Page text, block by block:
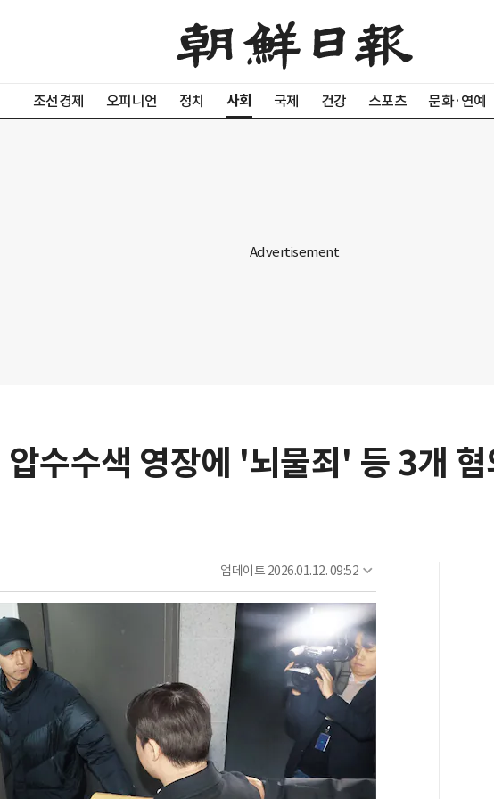
조선경제 오피니언 정치 사회 국제 건강 스포츠 문화·연예
수수색 영장에 '뇌물죄' 등 3개
업데이트 2026.01.12. 09:52